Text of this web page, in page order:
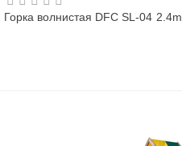
Горка волнистая DFC SL-04 2.4m